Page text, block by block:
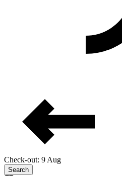
Check-out: 9 Aug
Search